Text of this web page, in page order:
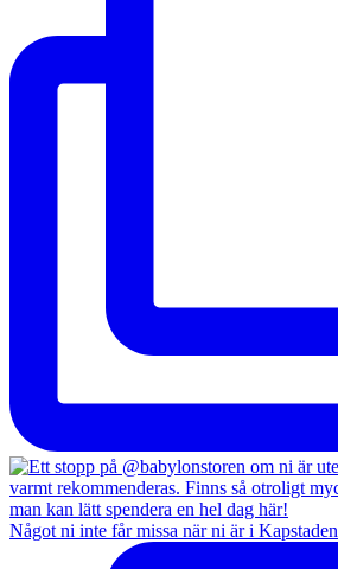
Något ni inte får missa när ni är i Kapstaden